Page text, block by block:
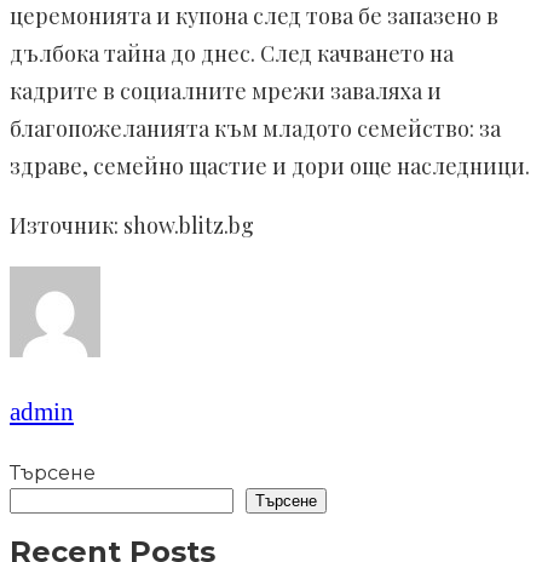
церемонията и купона след това бе запазено в
дълбока тайна до днес. След качването на
кадрите в социалните мрежи заваляха и
благопожеланията към младото семейство: за
здраве, семейно щастие и дори още наследници.
Източник: show.blitz.bg
admin
Търсене
Търсене
Recent Posts